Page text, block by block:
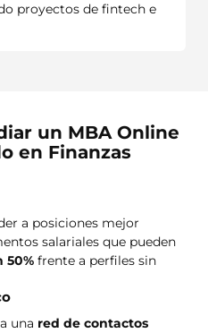
proyectos de fintech e
un MBA Online
en Finanzas
a posiciones mejor
salariales que pueden
50% frente a perfiles sin
una red de contactos